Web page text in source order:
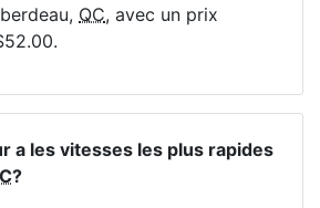
QC, avec un prix
a les vitesses les plus rapides
?